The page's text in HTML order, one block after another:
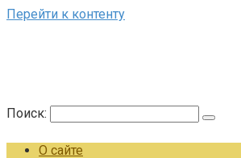
Перейти к контенту
Поиск:
О сайте